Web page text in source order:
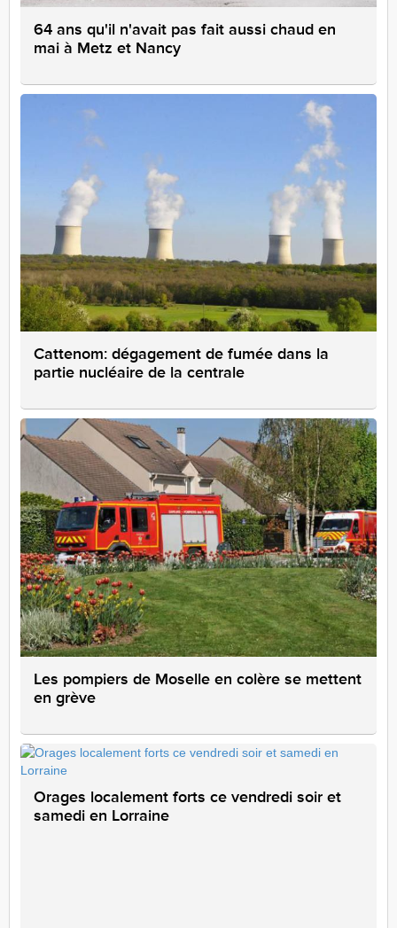
64 ans qu'il n'avait pas fait aussi chaud en
mai à Metz et Nancy
Cattenom: dégagement de fumée dans la
partie nucléaire de la centrale
Les pompiers de Moselle en colère se mettent
en grève
Orages localement forts ce vendredi soir et
samedi en Lorraine